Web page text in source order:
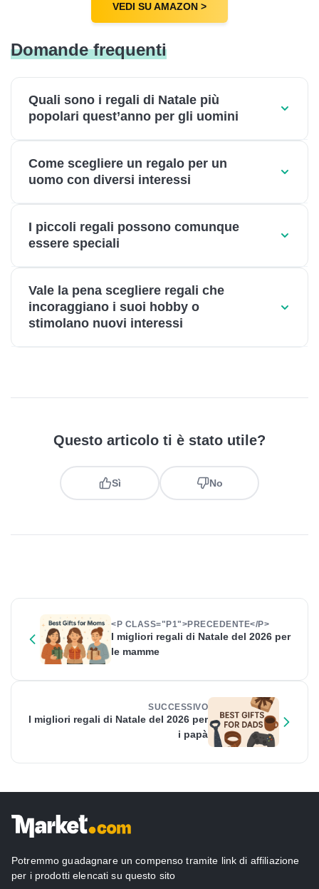
VEDI SU AMAZON >
Domande frequenti
Quali sono i regali di Natale più
popolari quest’anno per gli uomini
Come scegliere un regalo per un
uomo con diversi interessi
I piccoli regali possono comunque
essere speciali
Vale la pena scegliere regali che
incoraggiano i suoi hobby o
stimolano nuovi interessi
Questo articolo ti è stato utile?
Sì No
<P CLASS="P1">PRECEDENTE</P>
I migliori regali di Natale del 2026 per
le mamme
SUCCESSIVO
I migliori regali di Natale del 2026 per
i papà
Potremmo guadagnare un compenso tramite link di affiliazione
per i prodotti elencati su questo sito